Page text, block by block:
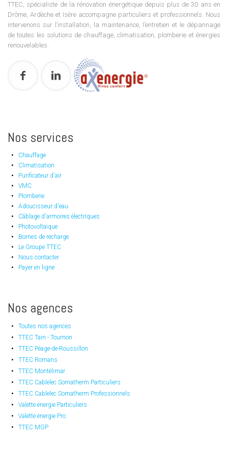
TTEC, spécialiste de la rénovation énergétique depuis plus de 30 ans en
Drôme, Ardèche et Isère accompagne particuliers et professionnels. Nous
intervenons sur l’installation, la maintenance, l’entretien et le dépannage
de toutes les solutions de chauffage, climatisation, plomberie et énergies
renouvelables.
Nos services
Chauffage
Climatisation
Purificateur d'air
VMC
Plomberie
Adoucisseur d'eau
Câblage d'armoires électriques
Photovoltaique
Bornes de recharge
Le Groupe TTEC
Nous contacter
Payer en ligne
Nos agences
Toutes nos agences
TTEC Tain - Tournon
TTEC Péage-de-Roussillon
TTEC Romans
TTEC Montélimar
TTEC Cablelec Somatherm Particuliers
TTEC Cablelec Somatherm Professionnels
Valette énergie Particuliers
Valette énergie Pro
TTEC MGP